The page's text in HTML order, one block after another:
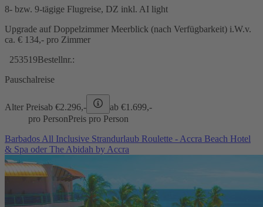
8- bzw. 9-tägige Flugreise, DZ inkl. AI light
Upgrade auf Doppelzimmer Meerblick (nach Verfügbarkeit) i.W.v.
ca. € 134,- pro Zimmer
253519Bestellnr.:
Pauschalreise
Alter Preisab €2.296,- ab €1.699,-
pro PersonPreis pro Person
Barbados All Inclusive Strandurlaub Roulette - Accra Beach Hotel
& Spa oder The Abidah by Accra